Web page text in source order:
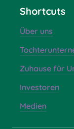
Shortcuts
Über uns
Zuhause für
Investoren
Medien